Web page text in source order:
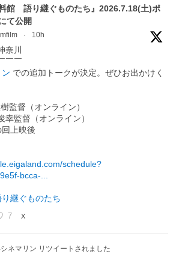
館 語り継ぐものたち』2026.7.18(土)ポ
て公開
· 10h
奈川
￣￣
での追加トークが決定。ぜひお出かけく
監督（オンライン）
監督（オンライン）
上映後
schedule?
bcca-...
継ぐものたち
7 X
ネマリン リツイートされました